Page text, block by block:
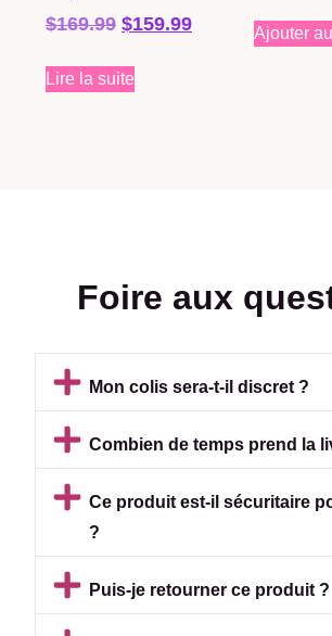
$169.99 $159.99
Lire la suite
Ajouter
Foire aux
Mon colis sera-t-il discret ?
Combien de temps prend la
Ce produit est-il sécuritaire
?
Puis-je retourner ce produit ?